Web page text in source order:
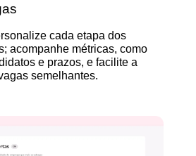
cada etapa dos
acompanhe métricas, como
e prazos, e facilite a
semelhantes.